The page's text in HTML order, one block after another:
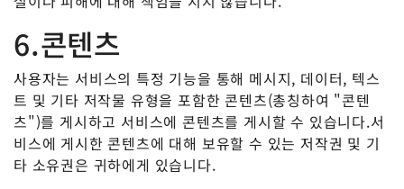
6.콘텐츠
사용자는 서비스의 특정 기능을 통해 메시지, 데이터, 텍스
트 및 기타 저작물 유형을 포함한 콘텐츠(총칭하여 "콘텐
츠")를 게시하고 서비스에 콘텐츠를 게시할 수 있습니다.서
비스에 게시한 콘텐츠에 대해 보유할 수 있는 저작권 및 기
타 소유권은 귀하에게 있습니다.